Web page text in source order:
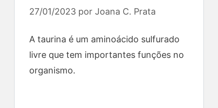
27/01/2023 por Joana C. Prata
A taurina é um aminoácido sulfurado
livre que tem importantes funções no
organismo.